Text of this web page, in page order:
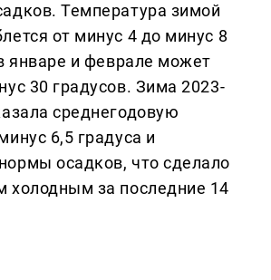
Температура зимой
от минус 4 до минус 8
январе и феврале может
30 градусов. Зима 2023-
среднегодовую
6,5 градуса и
осадков, что сделало
холодным за последние 14